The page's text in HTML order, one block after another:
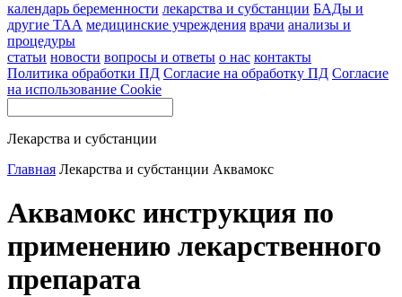
календарь беременности лекарства и субстанции БАДы и
другие ТАА медицинские учреждения врачи анализы и
процедуры
статьи новости вопросы и ответы о нас контакты
Политика обработки ПД Согласие на обработку ПД Согласие
на использование Cookie
Лекарства и субстанции
Главная Лекарства и субстанции Аквамокс
Аквамокс инструкция по
применению лекарственного
препарата